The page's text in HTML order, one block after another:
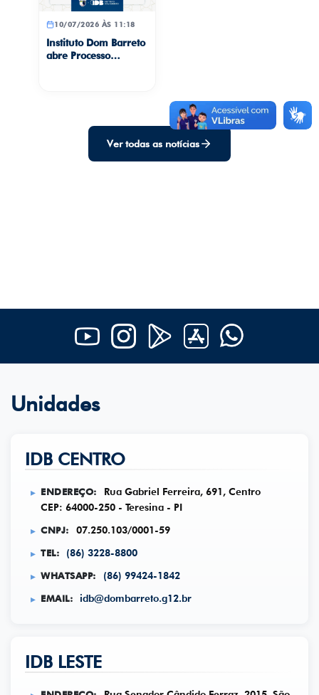
10/07/2026 ÀS 11:18
Instituto Dom Barreto
abre Processo
Ver todas as notícias
Unidades
IDB CENTRO
ENDEREÇO:
Rua Gabriel Ferreira, 691, Centro
CEP: 64000-250 - Teresina - PI
CNPJ:
07.250.103/0001-59
TEL:
(86) 3228-8800
WHATSAPP:
(86) 99424-1842
EMAIL:
idb@dombarreto.g12.br
IDB LESTE